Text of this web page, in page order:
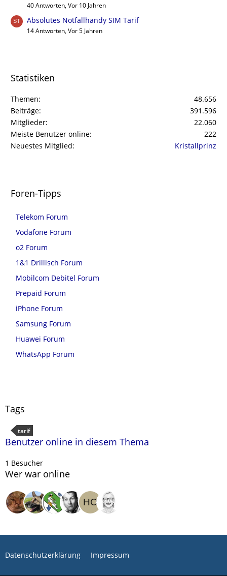
40 Antworten, Vor 10 Jahren
Absolutes Notfallhandy SIM Tarif
14 Antworten, Vor 5 Jahren
Statistiken
Themen
48.656
Beiträge
391.596
Mitglieder
22.060
Meiste Benutzer online
222
Neuestes Mitglied
Kristallprinz
Foren-Tipps
Telekom Forum
Vodafone Forum
o2 Forum
1&1 Drillisch Forum
Mobilcom Debitel Forum
Prepaid Forum
iPhone Forum
Samsung Forum
Huawei Forum
WhatsApp Forum
Tags
tarif
Benutzer online in diesem Thema
1 Besucher
Wer war online
Datenschutzerklärung Impressum